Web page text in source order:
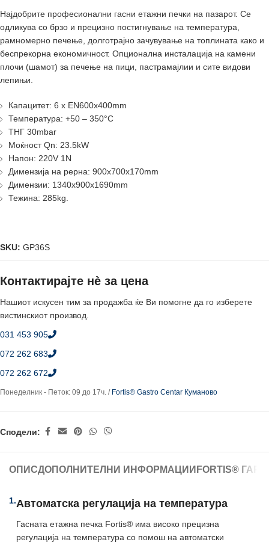
Најдобрите професионални гасни етажни печки на пазарот. Се
одликува со брзо и прецизно постигнување на температура,
рамномерно печење, долготрајно зачувување на топлината како и
беспрекорна економичност. Опционална инсталација на камени
плочи (шамот) за печење на пици, пастрамајлии и сите видови
лепињи.
Капацитет: 6 x EN600x400mm
Температура: +50 – 350°C
ТНГ 30mbar
Моќност Qn: 23.5kW
Напон: 220V 1N
Димензија на рерна: 900x700x170mm
Димензии: 1340x900x1690mm
Тежина: 285kg.
SKU: GP36S
Контактирајте нè за цена
Нашиот искусен тим за продажба ќе Ви помогне да го изберете
вистинскиот производ.
031 453 905
072 262 683
072 262 672
Понеделник - Петок: 09 до 17ч. / Fortis® Gastro Centar Куманово
Сподели:
ОПИСДОПОЛНИТЕЛНИ ИНФОРМАЦИИ FORTIS®
1.Автоматска регулација на температура
Гасната етажна печка Fortis® има високо прецизна
регулација на температура со помош на автоматски